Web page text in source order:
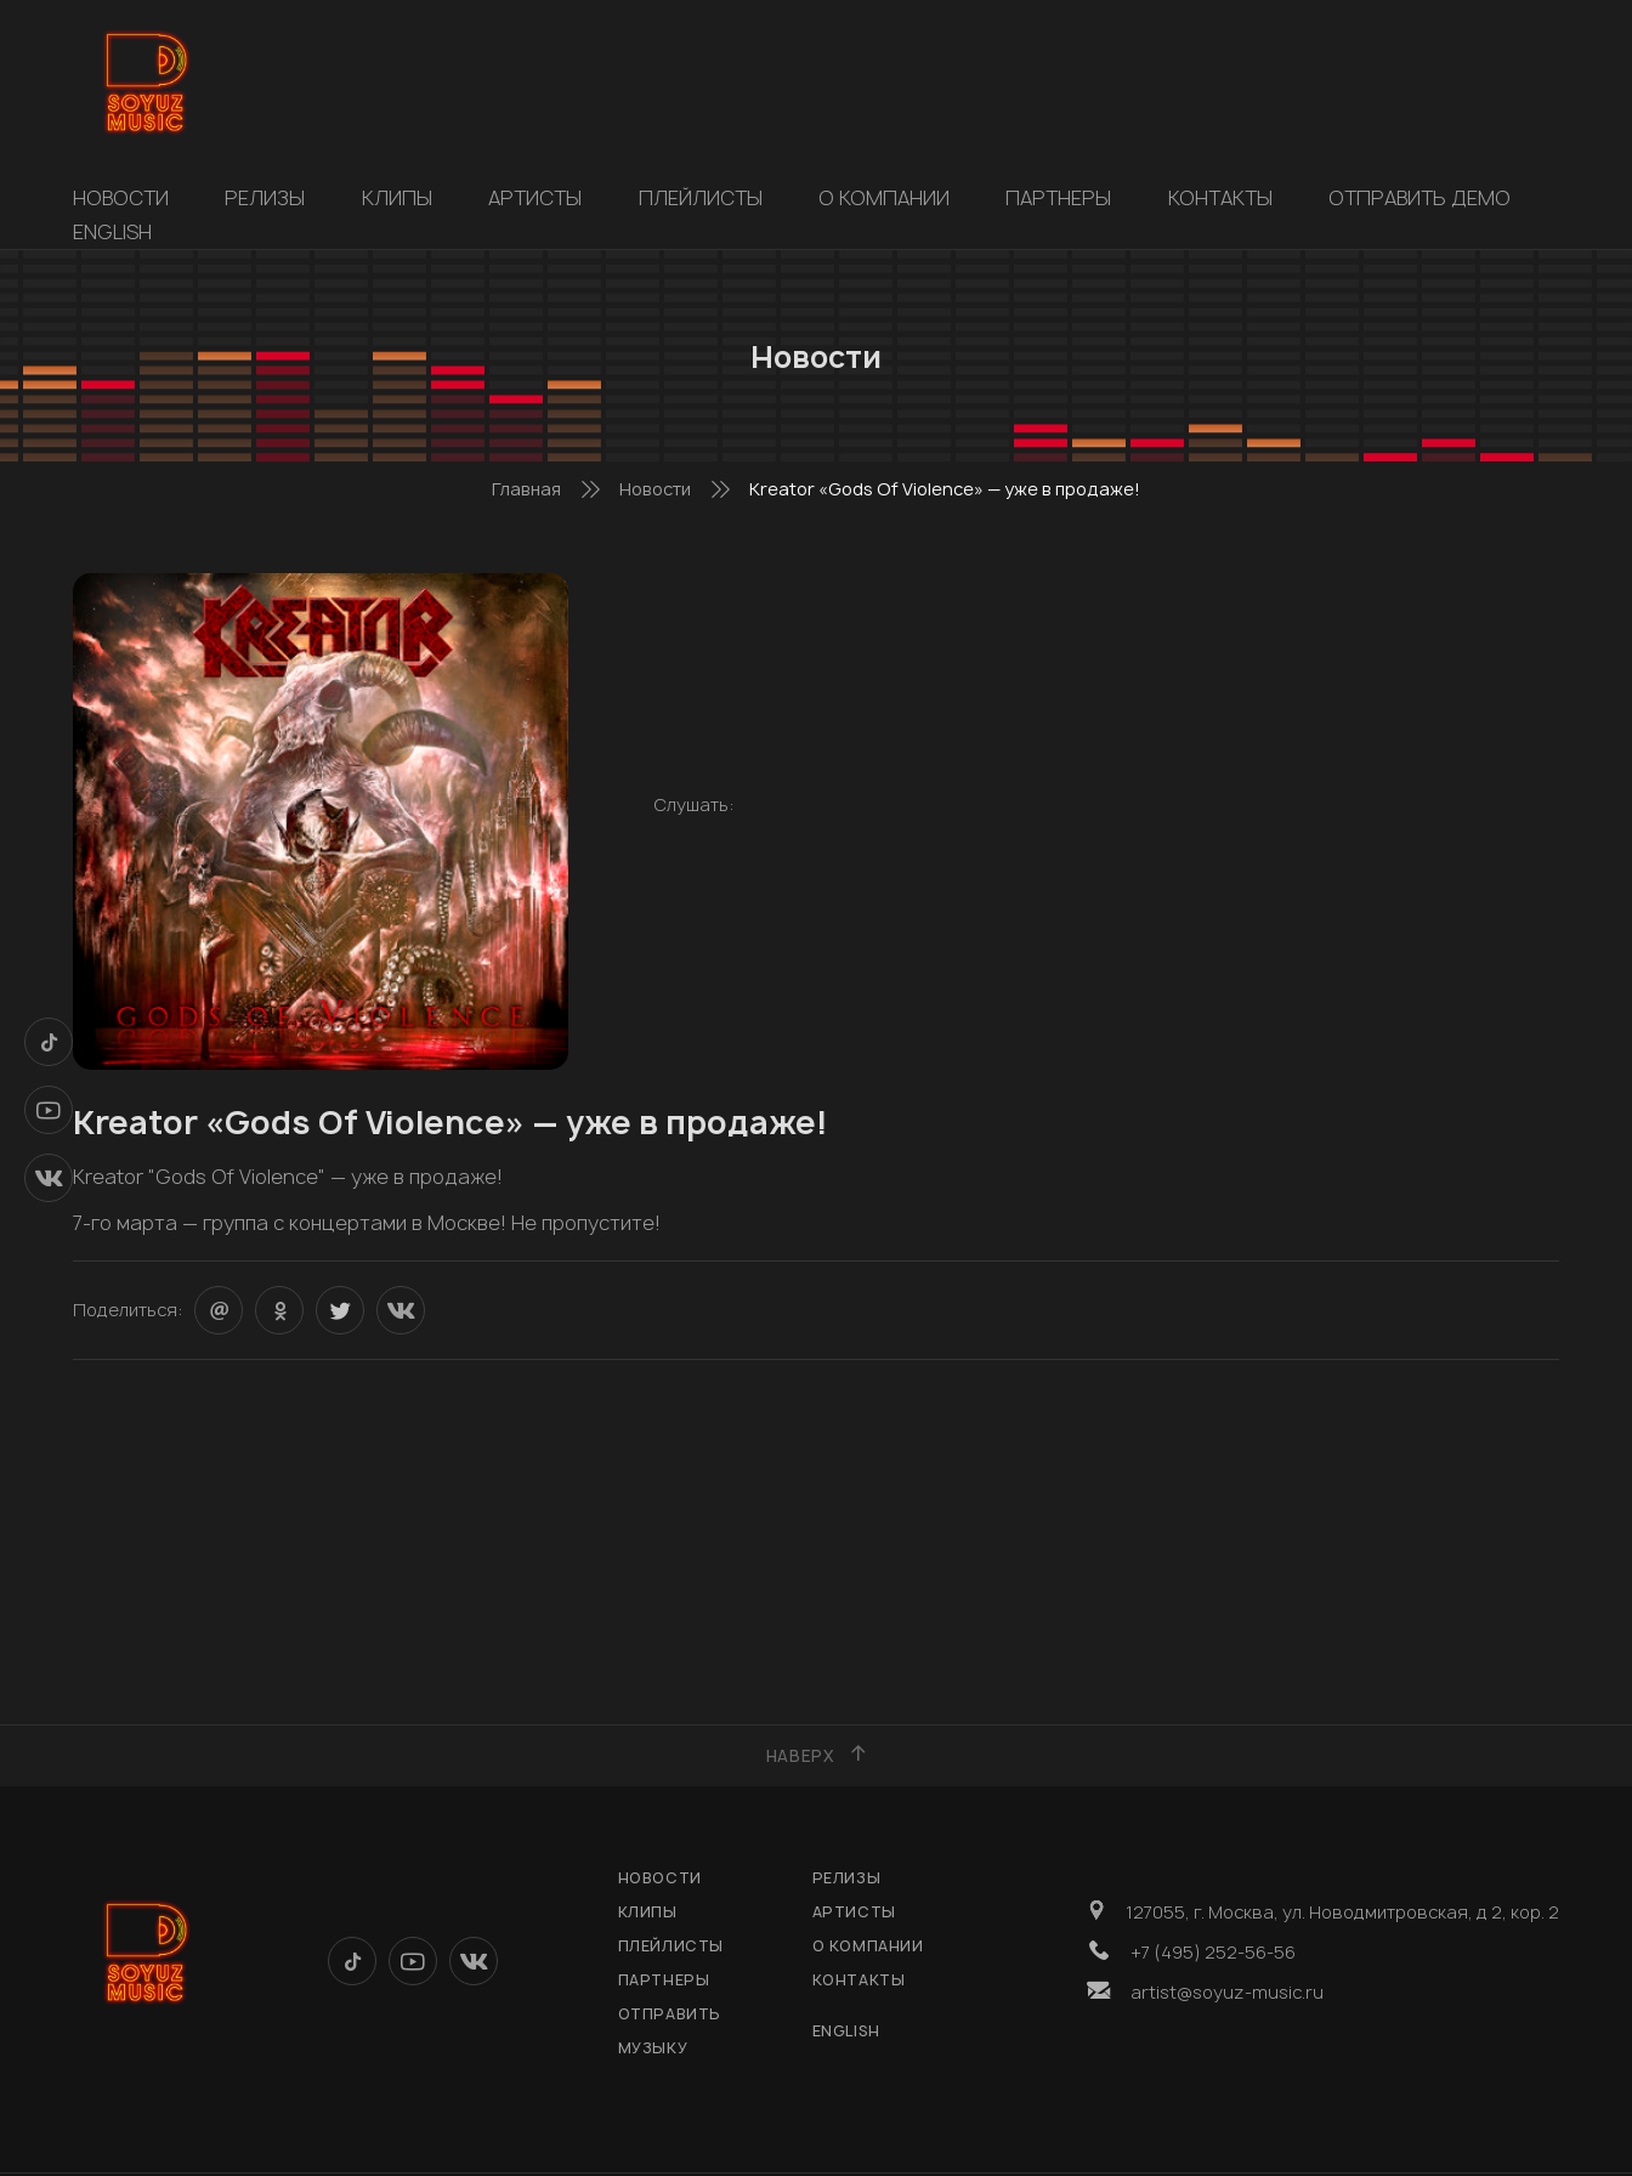
НОВОСТИ РЕЛИЗЫ КЛИПЫ АРТИСТЫ ПЛЕЙЛИСТЫ О КОМПАНИИ ПАРТНЕРЫ КОНТАКТЫ
ОТПРАВИТЬ ДЕМО
ENGLISH
Новости
Главная Новости Kreator «Gods Of Violence» — уже в продаже!
Слушать:
Kreator «Gods Of Violence» — уже в продаже!
Kreator "Gods Of Violence" — уже в продаже!
7-го марта — группа с концертами в Москве! Не пропустите!
Поделиться:
НАВЕРХ
НОВОСТИ
РЕЛИЗЫ
КЛИПЫ
АРТИСТЫ
ПЛЕЙЛИСТЫ
О КОМПАНИИ
ПАРТНЕРЫ
КОНТАКТЫ
ОТПРАВИТЬ
МУЗЫКУ
ENGLISH
127055, г. Москва, ул. Новодмитровская, д 2, кор. 2
+7 (495) 252-56-56
artist@soyuz-music.ru